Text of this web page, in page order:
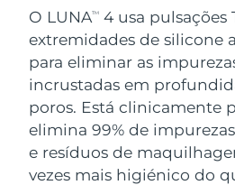
O LUNATM 4 usa pulsações
extremidades de silicone
para eliminar as
incrustadas em
poros. Está clinicamente
elimina 99% de
e resíduos de
vezes mais higiénico do
Advanced pore
For healthy hair
issa™ Teeth
18% PAP
Cosméticos
Comprar todos
Israel
Itália
Japão
Jersey